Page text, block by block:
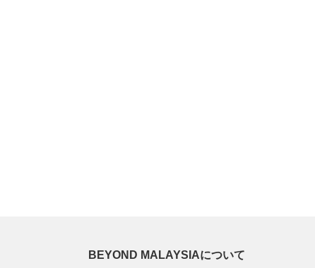
BEYOND MALAYSIAについて